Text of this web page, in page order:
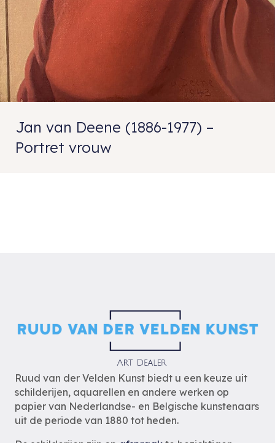
Jan van Deene (1886-1977) –
Portret vrouw
Ruud van der Velden Kunst biedt u een keuze uit
schilderijen, aquarellen en andere werken op
papier van Nederlandse- en Belgische kunstenaars
uit de periode van 1880 tot heden.